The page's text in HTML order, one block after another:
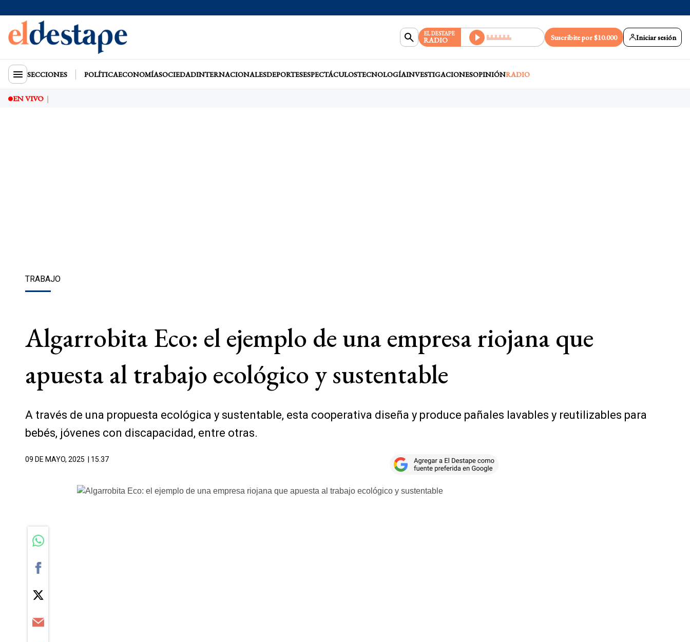
EL DESTAPE
RADIO Suscribite por $10.000 Iniciar sesión
SECCIONES POLÍTICAECONOMÍASOCIEDADINTERNACIONALESDEPORTESESPECTÁCULOSTECNOLOGÍAINVESTIGACIONESOPINIÓNRADIO
EN VIVO
TRABAJO
Algarrobita Eco: el ejemplo de una empresa riojana que
apuesta al trabajo ecológico y sustentable
A través de una propuesta ecológica y sustentable, esta cooperativa diseña y produce pañales lavables y reutilizables para
bebés, jóvenes con discapacidad, entre otras.
09 DE MAYO, 2025 | 15.37